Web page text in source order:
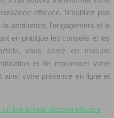
efficace. N’oubliez pas
pertinence, l’engagement et le
en pratique les conseils et les
vous serez en mesure
et de maximiser votre
ainsi votre présence en ligne et
bot tickets discord efficace